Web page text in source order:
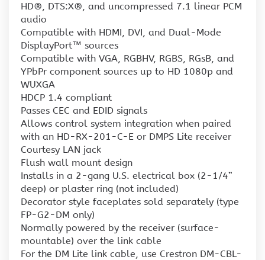
HD®, DTS:X®, and uncompressed 7.1 linear PCM
audio
Compatible with HDMI, DVI, and Dual-Mode
DisplayPort™ sources
Compatible with VGA, RGBHV, RGBS, RGsB, and
YPbPr component sources up to HD 1080p and
WUXGA
HDCP 1.4 compliant
Passes CEC and EDID signals
Allows control system integration when paired
with an HD-RX-201-C-E or DMPS Lite receiver
Courtesy LAN jack
Flush wall mount design
Installs in a 2-gang U.S. electrical box (2-1/4”
deep) or plaster ring (not included)
Decorator style faceplates sold separately (type
FP-G2-DM only)
Normally powered by the receiver (surface-
mountable) over the link cable
For the DM Lite link cable, use Crestron DM-CBL-